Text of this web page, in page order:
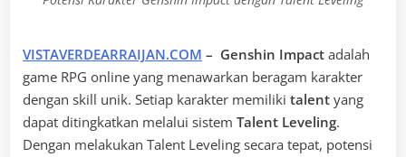
VISTAVERDEARRAIJAN.COM – Genshin Impact adalah
game RPG online yang menawarkan beragam karakter
dengan skill unik. Setiap karakter memiliki talent yang
dapat ditingkatkan melalui sistem Talent Leveling.
Dengan melakukan Talent Leveling secara tepat, potensi